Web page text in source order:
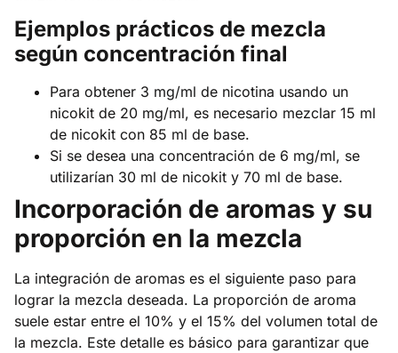
Ejemplos prácticos de mezcla
según concentración final
Para obtener 3 mg/ml de nicotina usando un
nicokit de 20 mg/ml, es necesario mezclar 15 ml
de nicokit con 85 ml de base.
Si se desea una concentración de 6 mg/ml, se
utilizarían 30 ml de nicokit y 70 ml de base.
Incorporación de aromas y su
proporción en la mezcla
La integración de aromas es el siguiente paso para
lograr la mezcla deseada. La proporción de aroma
suele estar entre el 10% y el 15% del volumen total de
la mezcla. Este detalle es básico para garantizar que